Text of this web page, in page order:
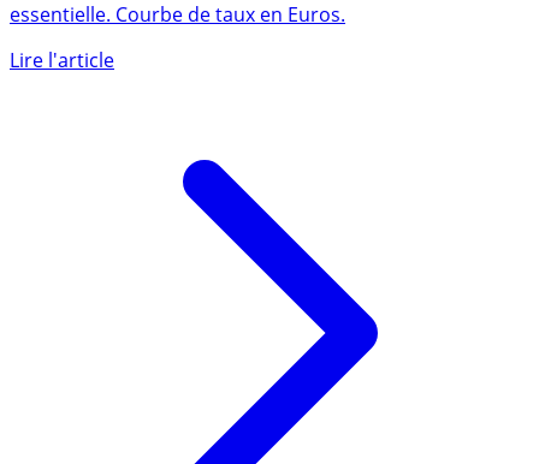
essentielle. Courbe de taux en Euros.